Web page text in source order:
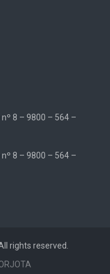
8 – 9800 – 564 –
8 – 9800 – 564 –
rights reserved.